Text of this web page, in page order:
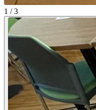
1 / 3